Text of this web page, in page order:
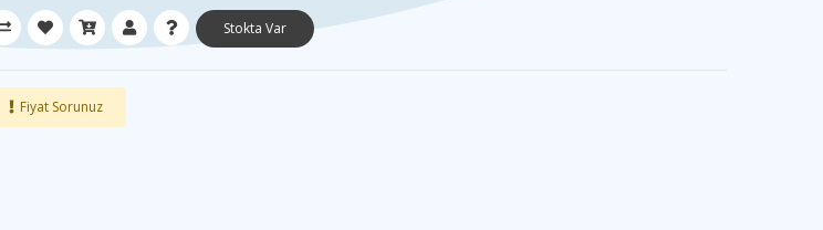
Stokta Var
Fiyat Sorunuz